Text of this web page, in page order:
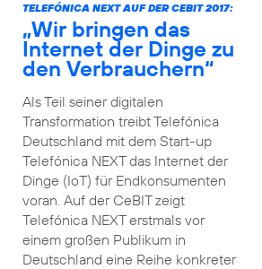
TELEFÓNICA NEXT AUF DER CEBIT 2017:
„Wir bringen das
Internet der Dinge zu
den Verbrauchern“
Als Teil seiner digitalen
Transformation treibt Telefónica
Deutschland mit dem Start-up
Telefónica NEXT das Internet der
Dinge (IoT) für Endkonsumenten
voran. Auf der CeBIT zeigt
Telefónica NEXT erstmals vor
einem großen Publikum in
Deutschland eine Reihe konkreter